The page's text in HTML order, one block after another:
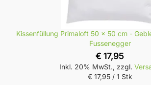
Kissenfüllung Primaloft 50 x 50 cm -
Fussenegger
€ 17,95
Inkl. 20% MwSt., zzgl.
€ 17,95/ 1 Stk